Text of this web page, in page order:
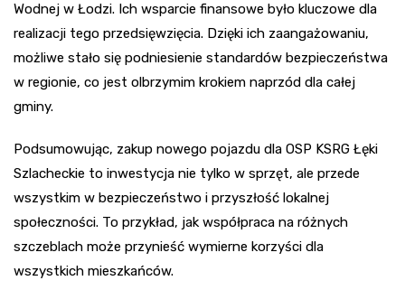
Wodnej w Łodzi. Ich wsparcie finansowe było kluczowe dla
realizacji tego przedsięwzięcia. Dzięki ich zaangażowaniu,
możliwe stało się podniesienie standardów bezpieczeństwa
w regionie, co jest olbrzymim krokiem naprzód dla całej
gminy.
Podsumowując, zakup nowego pojazdu dla OSP KSRG Łęki
Szlacheckie to inwestycja nie tylko w sprzęt, ale przede
wszystkim w bezpieczeństwo i przyszłość lokalnej
społeczności. To przykład, jak współpraca na różnych
szczeblach może przynieść wymierne korzyści dla
wszystkich mieszkańców.